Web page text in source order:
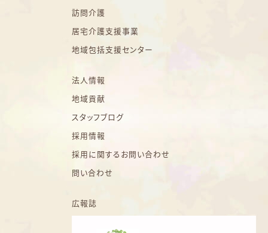
訪問介護
居宅介護支援事業
地域包括支援センター
法人情報
地域貢献
スタッフブログ
採用情報
採用に関するお問い合わせ
問い合わせ
広報誌